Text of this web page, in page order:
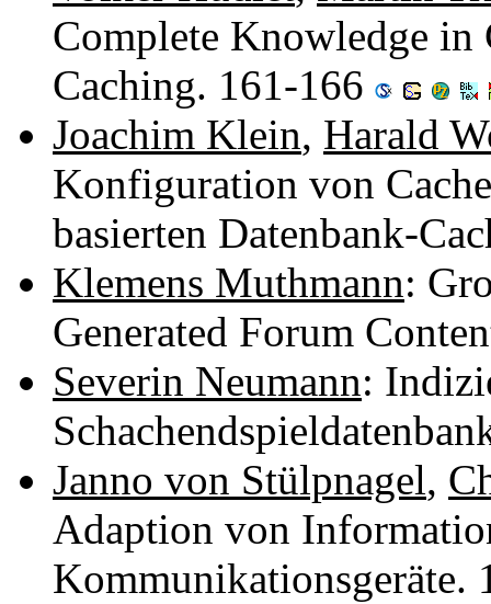
Complete Knowledge in
Caching. 161-166
Joachim Klein, Harald
Konfiguration von
basierten Datenbank-
Klemens Muthmann:
Generated Forum
Severin Neumann:
Janno von Stülpnagel,
Adaption von
Kommunikationsgeräte.